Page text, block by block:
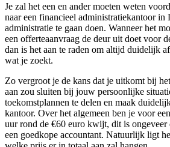
Je zal het een en ander moeten weten
naar een financieel administratiekantoor in
administratie te gaan doen. Wanneer het
een offerteaanvraag de deur uit doet voor
dan is het aan te raden om altijd duidelijk
wat je zoekt.
Zo vergroot je de kans dat je uitkomt bij
aan zou sluiten bij jouw persoonlijke
toekomstplannen te delen en maak
kantoor. Over het algemeen ben je voor
uur rond de €60 euro kwijt, dit is ongeveer
een goedkope accountant. Natuurlijk ligt